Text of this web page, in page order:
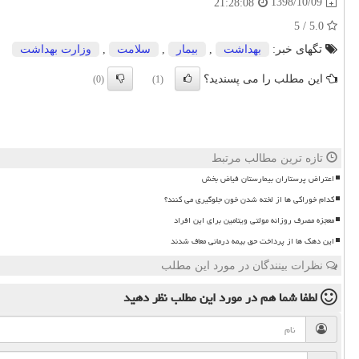
21:28:08
تگهای خبر:
بهداشت , بیمار , سلامت , وزارت بهداشت
این مطلب را می پسندید؟ (1)
(0)
تازه ترین مطالب مرتبط
اعتراض پرستاران بیمارستان فیاض بخش
کدام خوراکی ها از لخته شدن خون جلوگیری می کنند؟
معجزه مصرف روزانه مولتی ویتامین برای این افراد
این دهک ها از پرداخت حق بیمه درمانی معاف شدند
نظرات بینندگان در مورد این مطلب
لطفا شما همدر مورد این مطلبنظر دهید